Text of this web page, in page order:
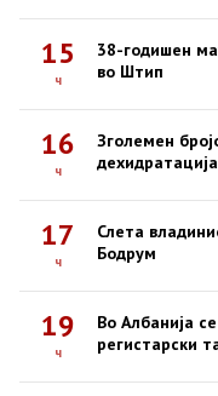
15
ч
38-годишен
во Штип
16
ч
Зголемен
17
ч
Слета
Бодрум
19
ч
Во Албанија
регистарски